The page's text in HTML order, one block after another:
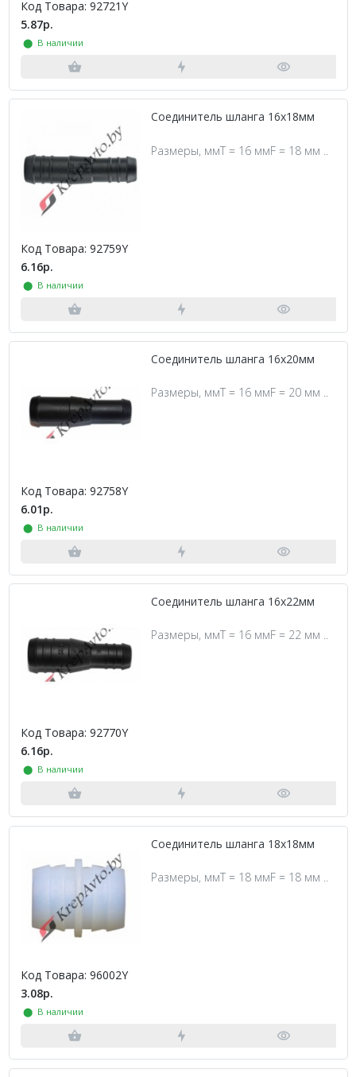
Код Товара: 92721Y
5.87р.
⬤ В наличии
Соединитель шланга 16х18мм
Размеры, ммT = 16 ммF = 18 мм ..
Код Товара: 92759Y
6.16р.
⬤ В наличии
Соединитель шланга 16х20мм
Размеры, ммT = 16 ммF = 20 мм ..
Код Товара: 92758Y
6.01р.
⬤ В наличии
Соединитель шланга 16х22мм
Размеры, ммT = 16 ммF = 22 мм ..
Код Товара: 92770Y
6.16р.
⬤ В наличии
Соединитель шланга 18х18мм
Размеры, ммT = 18 ммF = 18 мм ..
Код Товара: 96002Y
3.08р.
⬤ В наличии